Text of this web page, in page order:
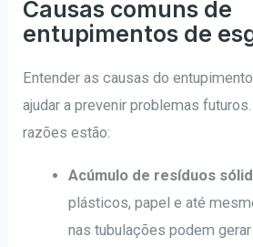
Causas comuns de
entupimentos de
Entender as causas do
ajudar a prevenir problemas
razões estão:
Acúmulo de resíduos
plásticos, papel e até
nas tubulações podem